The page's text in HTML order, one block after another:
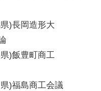
)長岡造形大
)飯豊町商工
)福島商工会議